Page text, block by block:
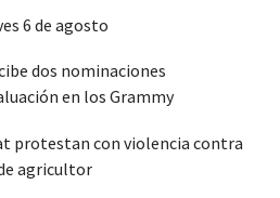
6 de agosto
dos nominaciones
en los Grammy
protestan con violencia contra
agricultor